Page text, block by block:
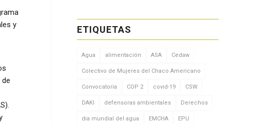
y
ETIQUETAS
Agua alimentación ASA Cedaw
Colectivo de Mujeres del Chaco Americano
Convocatoria COP 2 covid-19 CSW
DAKI defensoras ambientales Derechos
dia mundial del agua EMCHA EPU